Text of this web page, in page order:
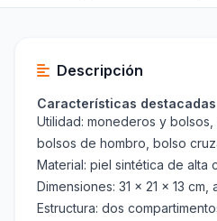
Descripción
Características destacadas
Utilidad: monederos y bolsos,
bolsos de hombro, bolso
Material: piel sintética de alta
Dimensiones: 31 x 21 x 13 cm,
Estructura: dos